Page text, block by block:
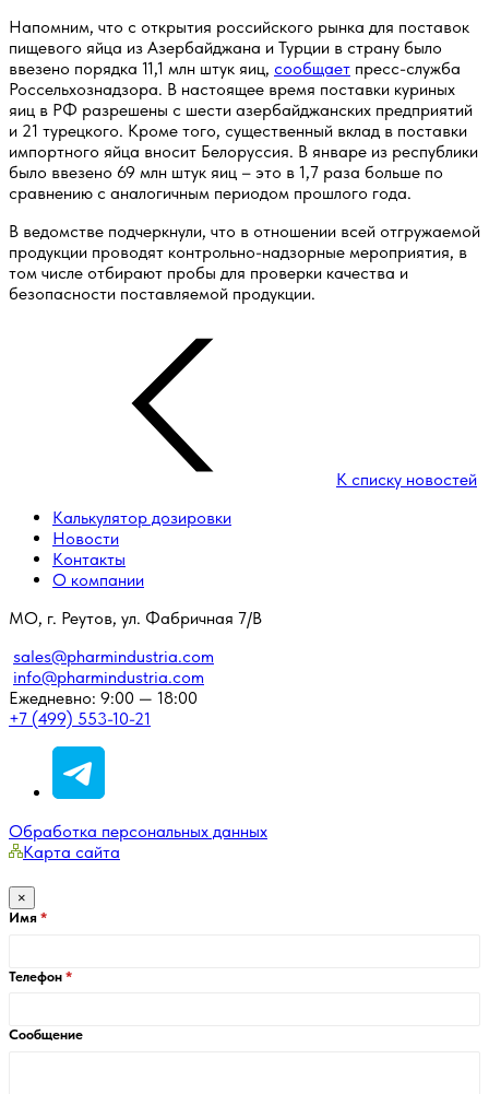
Напомним, что с открытия российского рынка для поставок
пищевого яйца из Азербайджана и Турции в страну было
ввезено порядка 11,1 млн штук яиц, сообщает пресс-служба
Россельхознадзора. В настоящее время поставки куриных
яиц в РФ разрешены с шести азербайджанских предприятий
и 21 турецкого. Кроме того, существенный вклад в поставки
импортного яйца вносит Белоруссия. В январе из республики
было ввезено 69 млн штук яиц – это в 1,7 раза больше по
сравнению с аналогичным периодом прошлого года.
В ведомстве подчеркнули, что в отношении всей отгружаемой
продукции проводят контрольно-надзорные мероприятия, в
том числе отбирают пробы для проверки качества и
безопасности поставляемой продукции.
К списку новостей
Калькулятор дозировки
Новости
Контакты
О компании
МО, г. Реутов, ул. Фабричная 7/В
sales@pharmindustria.com
info@pharmindustria.com
Ежедневно: 9:00 — 18:00
+7 (499) 553-10-21
Обработка персональных данных
Карта сайта
×
Имя
Телефон
Сообщение